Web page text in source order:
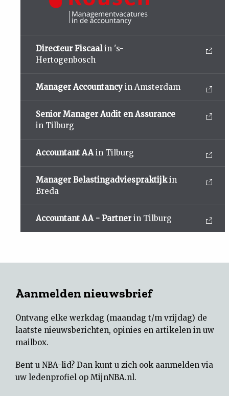
Directeur Fiscaalin 's-
Hertogenbosch
Manager Accountancy in Amsterdam
Senior Manager Audit en Assurance
in Tilburg
Accountant AA in Tilburg
Manager Belastingadviespraktijkin
Breda
Accountant AA - Partner in Tilburg
Aanmelden nieuwsbrief
Ontvang elke werkdag (maandag t/m vrijdag) de
laatste nieuwsberichten, opinies en artikelen in uw
mailbox.
Bent u NBA-lid? Dan kunt u zich ook aanmelden via
uw ledenprofiel op MijnNBA.nl.